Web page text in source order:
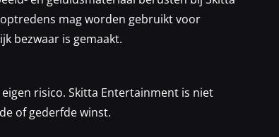
mag worden gebruikt voor
bezwaar is gemaakt.
risico. Skitta Entertainment is niet
of gederfde winst.